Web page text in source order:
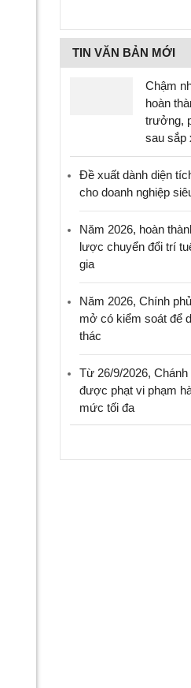
TIN VĂN BẢN MỚI
Chậm
hoàn
trưởng,
sau sắp
Đề xuất dành diện
cho doanh nghiệp
Năm 2026, hoàn
lược chuyển đổi trí
gia
Năm 2026, Chính
mở có kiểm soát để
thác
Từ 26/9/2026, Chánh
được phạt vi phạm
mức tối đa